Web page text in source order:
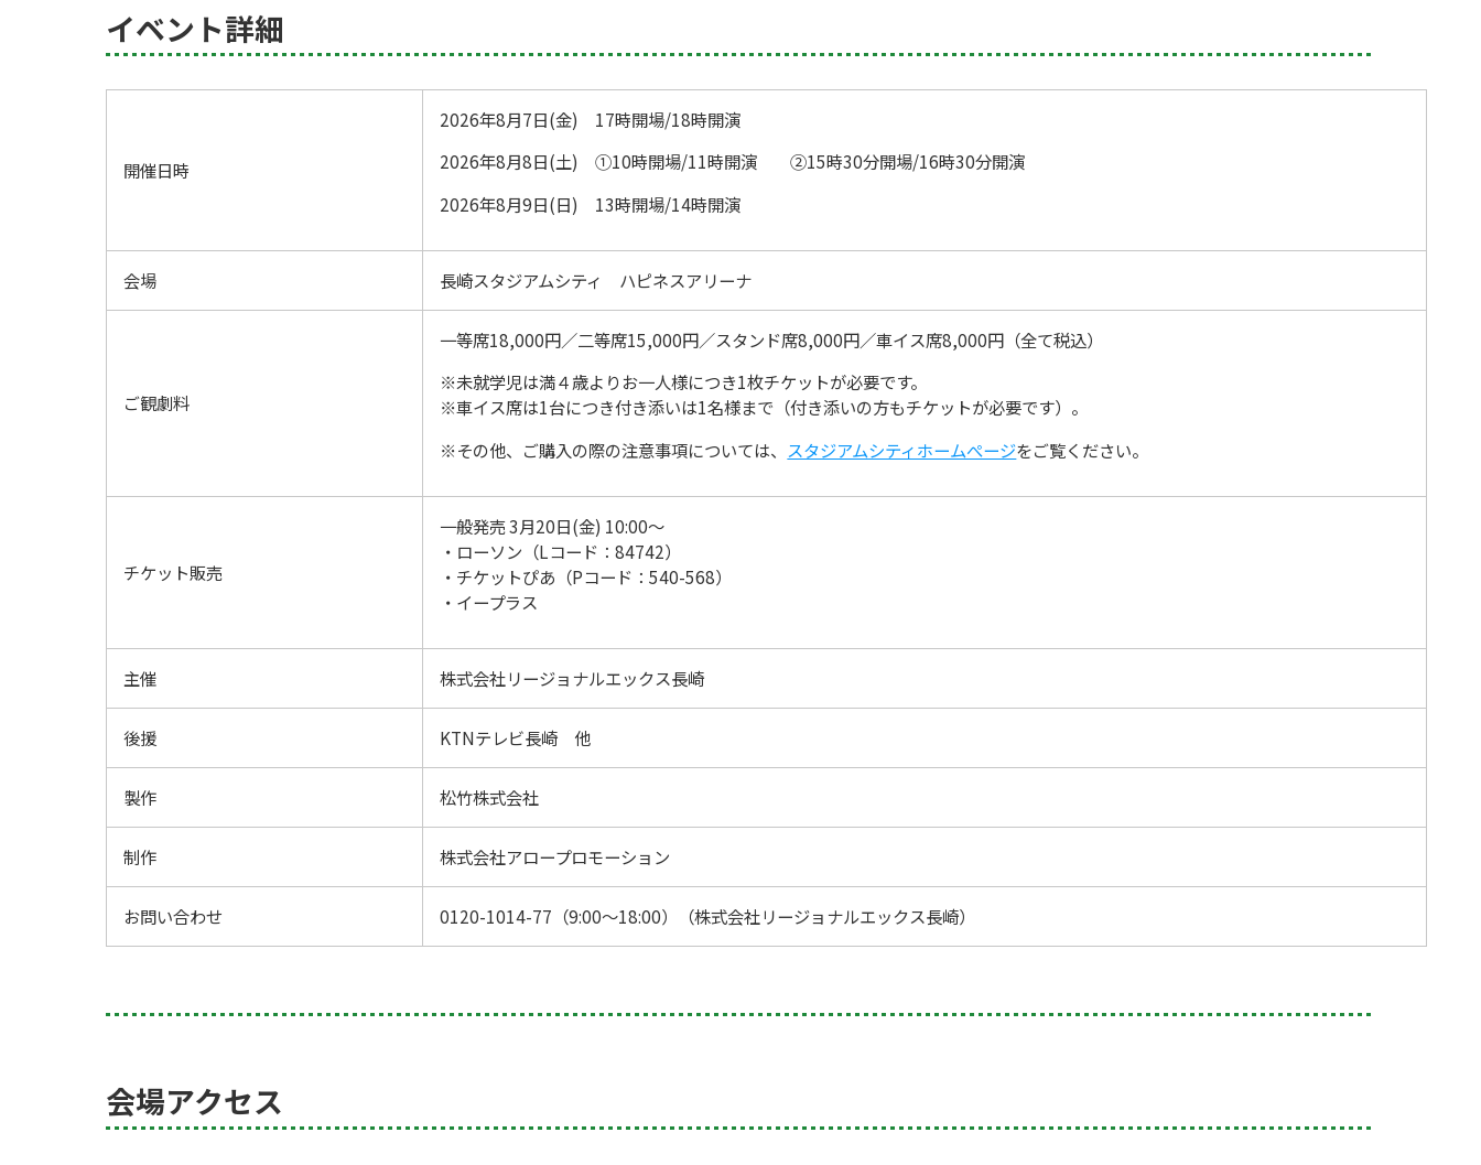
イベント詳細
開催日時
2026年8月7日(金) 17時開場/18時開演
2026年8月8日(土) ①10時開場/11時開演 ②15時30分開場/16時30分開演
2026年8月9日(日) 13時開場/14時開演
会場 長崎スタジアムシティ ハピネスアリーナ
ご観劇料
一等席18,000円／二等席15,000円／スタンド席8,000円／車イス席8,000円（全て税込）
※未就学児は満４歳よりお一人様につき1枚チケットが必要です。
※車イス席は1台につき付き添いは1名様まで（付き添いの方もチケットが必要です）。
※その他、ご購入の際の注意事項については、 スタジアムシティホームぺージをご覧ください。
チケット販売
一般発売 3月20日(金) 10:00～
・ローソン（Lコード：84742）
・チケットぴあ（Pコード：540-568）
・イープラス
主催 株式会社リージョナルエックス長崎
後援 KTNテレビ長崎 他
製作 松竹株式会社
制作 株式会社アロープロモーション
お問い合わせ 0120-1014-77（9:00～18:00）（株式会社リージョナルエックス長崎）
会場アクセス